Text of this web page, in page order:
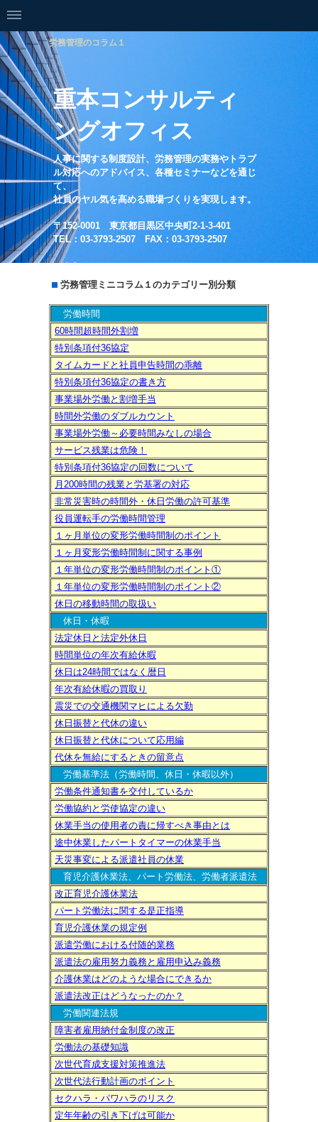
労務管理のコラム１
重本コンサルティ
ングオフィス
人事に関する制度設計、労務管理の実務やトラブ
ル対応へのアドバイス、各種セミナーなどを通じ
て、
社員のヤル気を高める職場づくりを実現します。
〒152-0001 東京都目黒区中央町2-1-3-401
TEL：03-3793-2507 FAX：03-3793-2507
労務管理ミニコラム１のカテゴリー別分類
労働時間
60時間超時間外割増
特別条項付36協定
タイムカードと社員申告時間の乖離
特別条項付36協定の書き方
事業場外労働と割増手当
時間外労働のダブルカウント
事業場外労働～必要時間みなしの場合
サービス残業は危険！
特別条項付36協定の回数について
月200時間の残業と労基署の対応
非常災害時の時間外・休日労働の許可基準
役員運転手の労働時間管理
１ヶ月単位の変形労働時間制のポイント
１ヶ月変形労働時間制に関する事例
１年単位の変形労働時間制のポイント①
１年単位の変形労働時間制のポイント②
休日の移動時間の取扱い
休日・休暇
法定休日と法定外休日
時間単位の年次有給休暇
休日は24時間ではなく暦日
年次有給休暇の買取り
震災での交通機関マヒによる欠勤
休日振替と代休の違い
休日振替と代休について応用編
代休を無給にするときの留意点
労働基準法（労働時間、休日・休暇以外）
労働条件通知書を交付しているか
労働協約と労使協定の違い
休業手当の使用者の責に帰すべき事由とは
途中休業したパートタイマーの休業手当
天災事変による派遣社員の休業
育児介護休業法、パート労働法、労働者派遣法
改正育児介護休業法
パート労働法に関する是正指導
育児介護休業の規定例
派遣労働における付随的業務
派遣法の雇用努力義務と雇用申込み義務
介護休業はどのような場合にできるか
派遣法改正はどうなったのか？
労働関連法規
障害者雇用納付金制度の改正
労働法の基礎知識
次世代育成支援対策推進法
次世代法行動計画のポイント
セクハラ・パワハラのリスク
定年年齢の引き下げは可能か